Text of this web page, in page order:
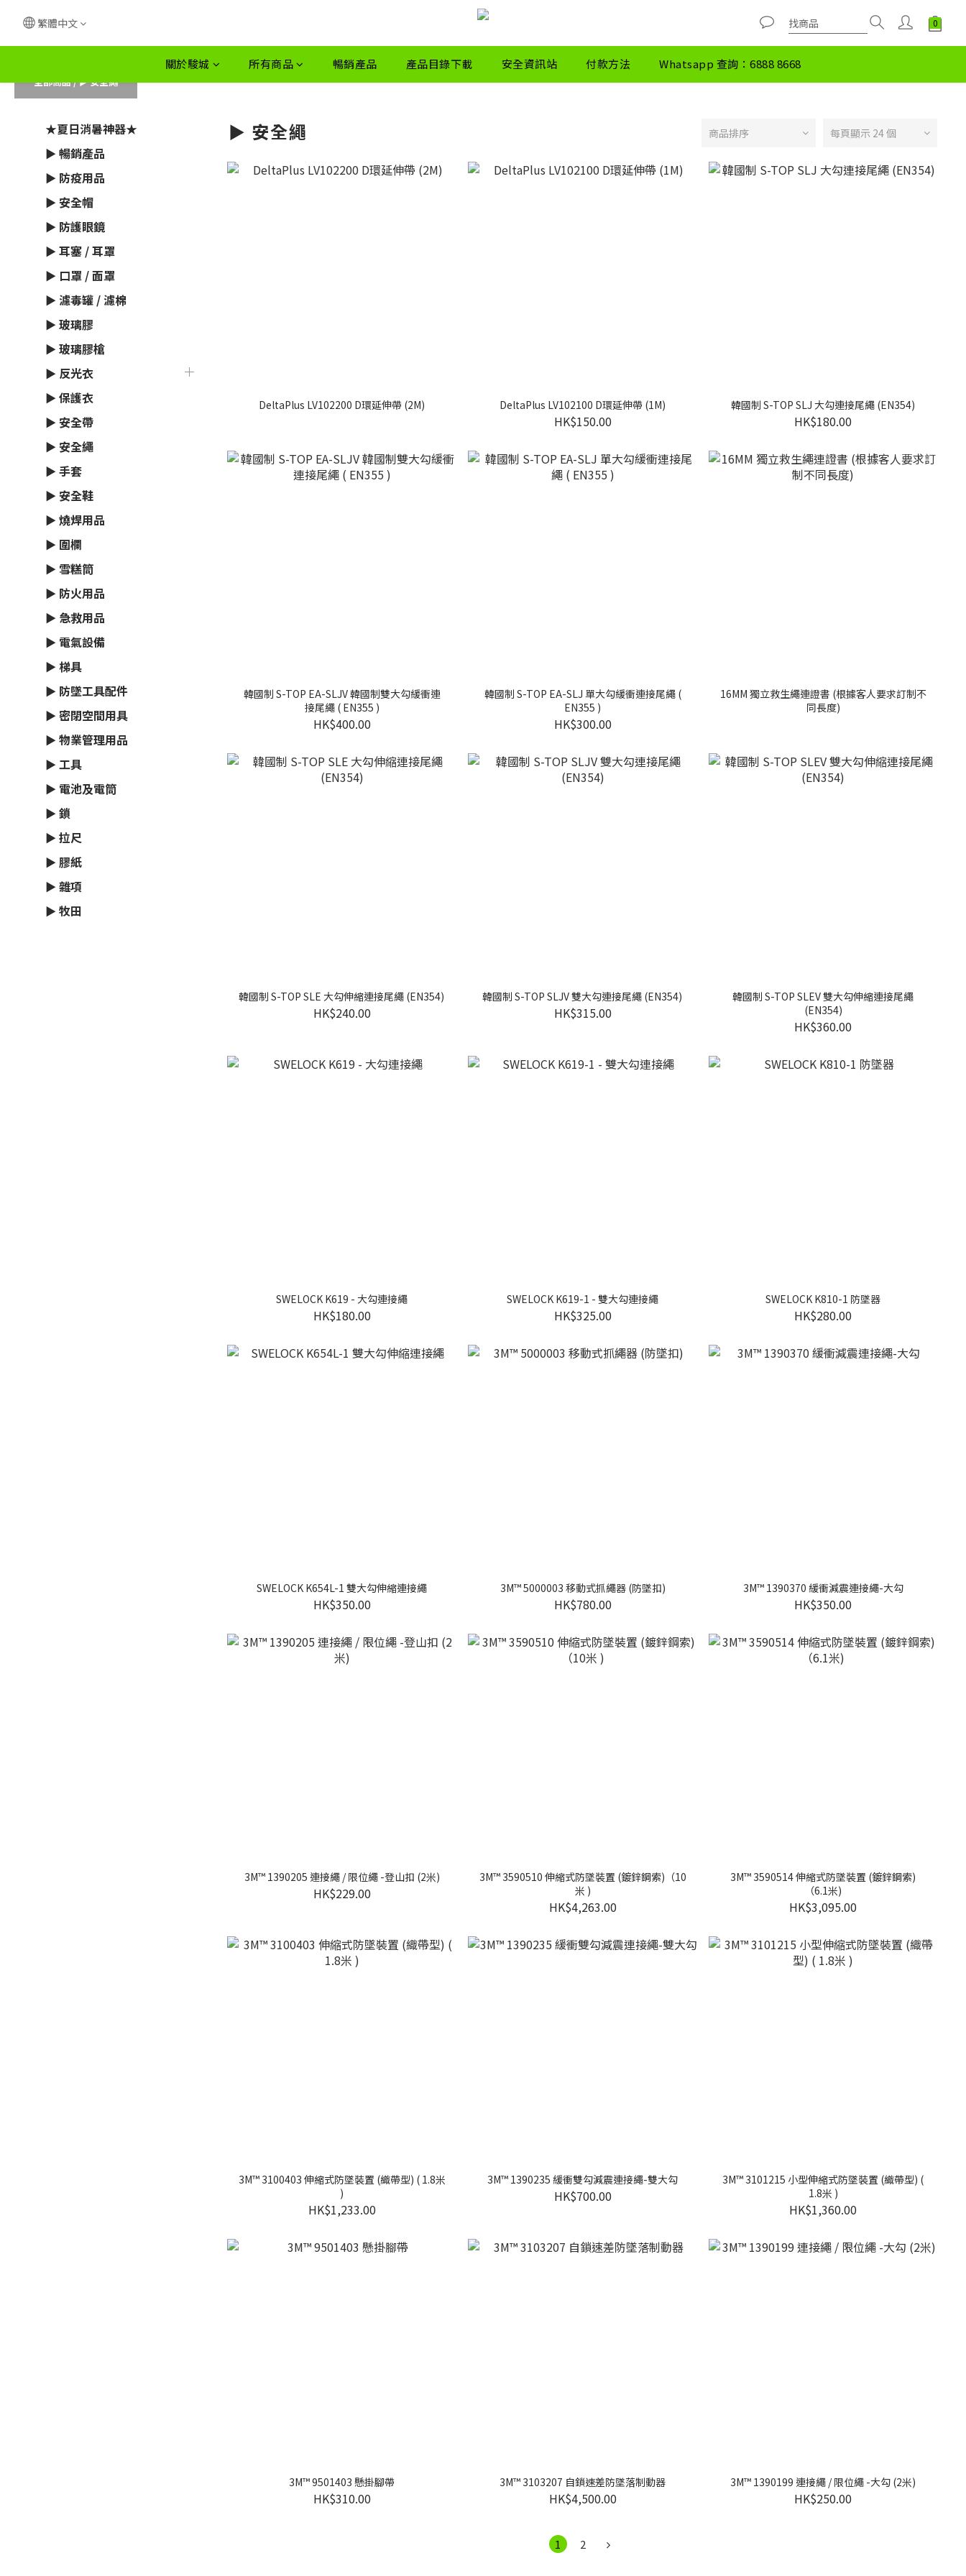
繁體中文
關於駿城 所有商品 暢銷產品 產品目錄下載 安全資訊站 付款方法 Whatsapp 查詢：6888 8668
全部商品/► 安全繩
★夏日消暑神器★
► 暢銷產品
► 防疫用品
► 安全帽
► 防護眼鏡
► 耳塞 / 耳罩
► 口罩 / 面罩
► 濾毒罐 / 濾棉
► 玻璃膠
► 玻璃膠槍
► 反光衣
► 保護衣
► 安全帶
► 安全繩
► 手套
► 安全鞋
► 燒焊用品
► 圍欄
► 雪糕筒
► 防火用品
► 急救用品
► 電氣設備
► 梯具
► 防墜工具配件
► 密閉空間用具
► 物業管理用品
► 工具
► 電池及電筒
► 鎖
► 拉尺
► 膠紙
► 雜項
► 牧田
► 安全繩 商品排序 每頁顯示 24 個
DeltaPlus LV102200 D環延伸帶 (2M) DeltaPlus LV102100 D環延伸帶 (1M)
HK$150.00
韓國制 S-TOP SLJ 大勾連接尾繩 (EN354)
HK$180.00
韓國制 S-TOP EA-SLJV 韓國制雙大勾緩衝連
接尾繩 ( EN355 )
HK$400.00
韓國制 S-TOP EA-SLJ 單大勾緩衝連接尾繩 (
EN355 )
HK$300.00
16MM 獨立救生繩連證書 (根據客人要求訂制不
同長度)
韓國制 S-TOP SLE 大勾伸縮連接尾繩 (EN354)
HK$240.00
韓國制 S-TOP SLJV 雙大勾連接尾繩 (EN354)
HK$315.00
韓國制 S-TOP SLEV 雙大勾伸縮連接尾繩
(EN354)
HK$360.00
SWELOCK K619 - 大勾連接繩
HK$180.00
SWELOCK K619-1 - 雙大勾連接繩
HK$325.00
SWELOCK K810-1 防墜器
HK$280.00
SWELOCK K654L-1 雙大勾伸縮連接繩
HK$350.00
3M™ 5000003 移動式抓繩器 (防墜扣)
HK$780.00
3M™ 1390370 緩衝減震連接繩-大勾
HK$350.00
3M™ 1390205 連接繩 / 限位繩 -登山扣 (2米)
HK$229.00
3M™ 3590510 伸縮式防墜裝置 (鍍鋅鋼索)（10
米 )
HK$4,263.00
3M™ 3590514 伸縮式防墜裝置 (鍍鋅鋼索)
（6.1米)
HK$3,095.00
3M™ 3100403 伸縮式防墜裝置 (織帶型) ( 1.8米
)
HK$1,233.00
3M™ 1390235 緩衝雙勾減震連接繩-雙大勾
HK$700.00
3M™ 3101215 小型伸縮式防墜裝置 (織帶型) (
1.8米 )
HK$1,360.00
3M™ 9501403 懸掛腳帶
HK$310.00
3M™ 3103207 自鎖速差防墜落制動器
HK$4,500.00
3M™ 1390199 連接繩 / 限位繩 -大勾 (2米)
HK$250.00
1 2